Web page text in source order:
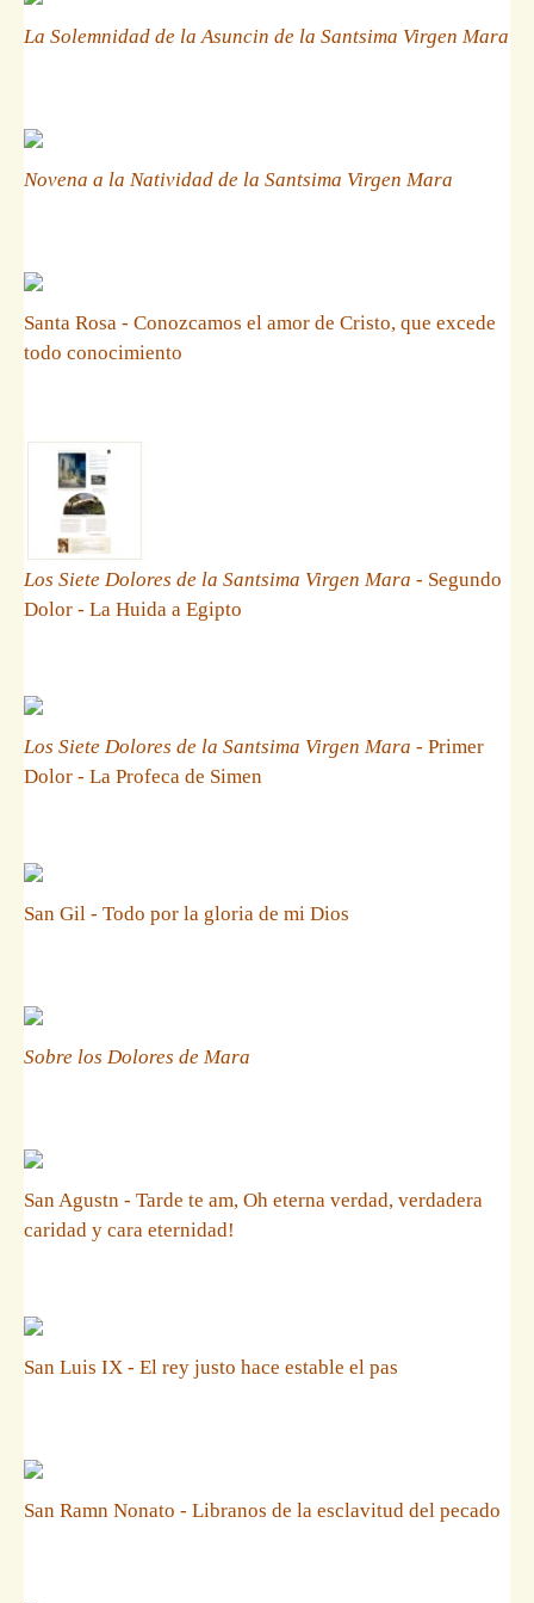
La Solemnidad de la Asuncin de la Santsima Virgen Mara
Novena a la Natividad de la Santsima Virgen Mara
Santa Rosa - Conozcamos el amor de Cristo, que excede
todo conocimiento
Los Siete Dolores de la Santsima Virgen Mara - Segundo
Dolor - La Huida a Egipto
Los Siete Dolores de la Santsima Virgen Mara - Primer
Dolor - La Profeca de Simen
San Gil - Todo por la gloria de mi Dios
Sobre los Dolores de Mara
San Agustn - Tarde te am, Oh eterna verdad, verdadera
caridad y cara eternidad!
San Luis IX - El rey justo hace estable el pas
San Ramn Nonato - Libranos de la esclavitud del pecado